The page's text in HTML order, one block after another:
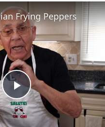
Play
Frying Peppers